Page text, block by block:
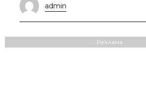
admin
Реклама